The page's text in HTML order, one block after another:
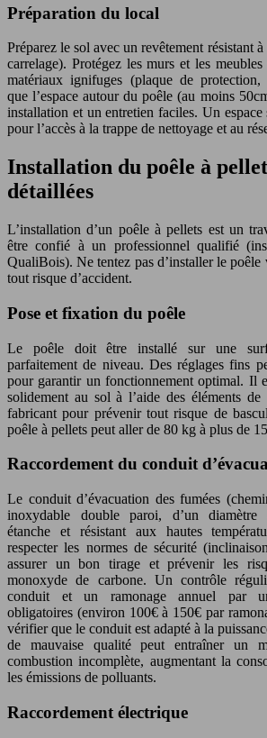
Préparation du local
Préparez le sol avec un revêtement résistant
carrelage). Protégez les murs et les
matériaux ignifuges (plaque de protection,
que l’espace autour du poêle (au moins
installation et un entretien faciles. Un espace
pour l’accès à la trappe de nettoyage et au
Installation du poêle à
détaillées
L’installation d’un poêle à pellets est un
être confié à un professionnel qualifié
QualiBois). Ne tentez pas d’installer le
tout risque d’accident.
Pose et fixation du poêle
Le poêle doit être installé sur une
parfaitement de niveau. Des réglages fins
pour garantir un fonctionnement optimal. Il
solidement au sol à l’aide des éléments
fabricant pour prévenir tout risque de
poêle à pellets peut aller de 80 kg à plus de
Raccordement du conduit
Le conduit d’évacuation des fumées
inoxydable double paroi, d’un diamètre
étanche et résistant aux hautes
respecter les normes de sécurité
assurer un bon tirage et prévenir les
monoxyde de carbone. Un contrôle
conduit et un ramonage annuel par
obligatoires (environ 100€ à 150€ par
vérifier que le conduit est adapté à la
de mauvaise qualité peut entraîner un
combustion incomplète, augmentant la
les émissions de polluants.
Raccordement électrique